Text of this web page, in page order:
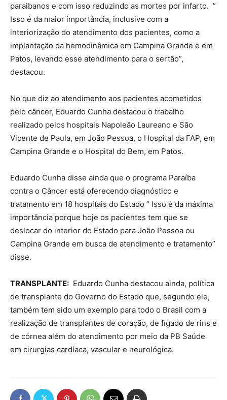
paraibanos e com isso reduzindo as mortes por infarto. ”
Isso é da maior importância, inclusive com a
interiorização do atendimento dos pacientes, como a
implantação da hemodinâmica em Campina Grande e em
Patos, levando esse atendimento para o sertão”,
destacou.
No que diz ao atendimento aos pacientes acometidos
pelo câncer, Eduardo Cunha destacou o trabalho
realizado pelos hospitais Napoleão Laureano e São
Vicente de Paula, em João Pessoa, o Hospital da FAP, em
Campina Grande e o Hospital do Bem, em Patos.
Eduardo Cunha disse ainda que o programa Paraíba
contra o Câncer está oferecendo diagnóstico e
tratamento em 18 hospitais do Estado ” Isso é da máxima
importância porque hoje os pacientes tem que se
deslocar do interior do Estado para João Pessoa ou
Campina Grande em busca de atendimento e tratamento”
disse.
TRANSPLANTE: Eduardo Cunha destacou ainda, política
de transplante do Governo do Estado que, segundo ele,
também tem sido um exemplo para todo o Brasil com a
realização de transplantes de coração, de fígado de rins e
de córnea além do atendimento por meio da PB Saúde
em cirurgias cardíaca, vascular e neurológica.